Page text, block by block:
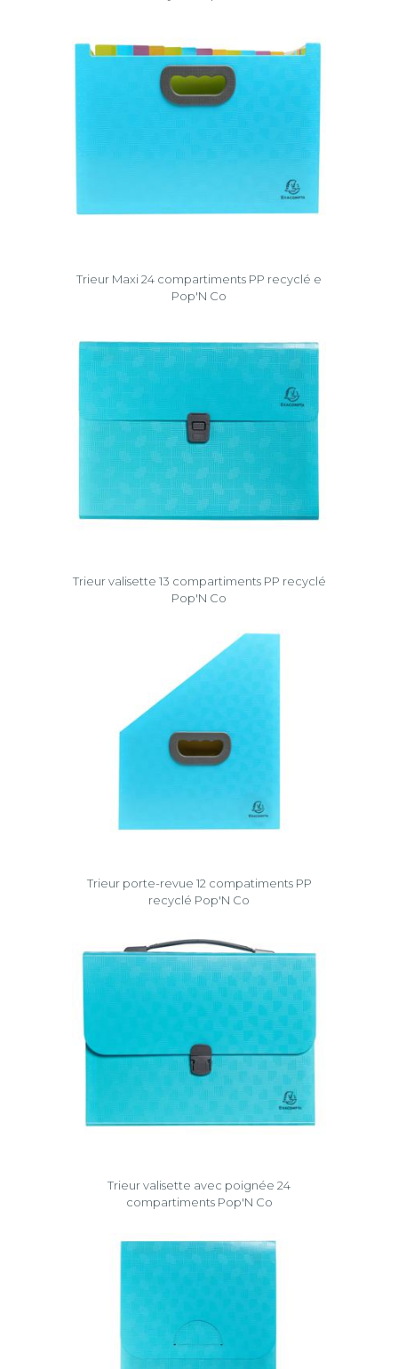
Trieur Maxi 24 compartiments PP recyclé e
Pop'N Co
Trieur valisette 13 compartiments PP recyclé
Pop'N Co
Trieur porte-revue 12 compatiments PP
recyclé Pop'N Co
Trieur valisette avec poignée 24
compartiments Pop'N Co